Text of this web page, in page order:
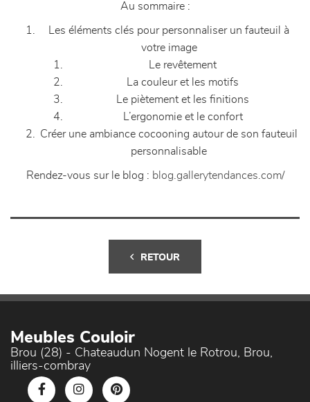
Au sommaire :
Les éléments clés pour personnaliser un fauteuil à
votre image
Le revêtement
La couleur et les motifs
Le piètement et les finitions
L’ergonomie et le confort
Créer une ambiance cocooning autour de son fauteuil
personnalisable
Rendez-vous sur le blog : blog.gallerytendances.com/
RETOUR
Meubles Couloir
Brou (28) - Chateaudun Nogent le Rotrou, Brou,
illiers-combray